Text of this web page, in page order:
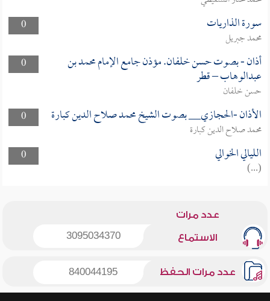
0
سورة الذاريات
محمد جبريل
0
أذان - بصوت حسن خلفان. مؤذن جامع الإمام محمد بن
عبدالوهاب – قطر
حسن خلفان
0
الأذان -الحجازي__ بصوت الشيخ محمد صلاح الدين كبارة
محمد صلاح الدين كبارة
0
الليالي الخوالي
(...)
عدد مرات
الاستماع 3095034370
عدد مرات الحفظ 840044195